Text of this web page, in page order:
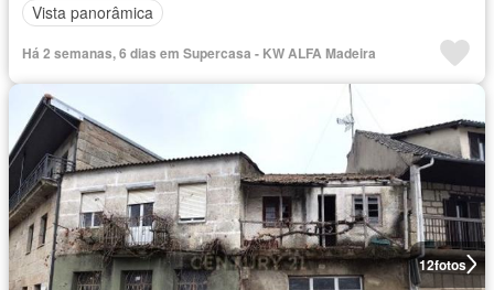
Vista panorâmica
Há 2 semanas, 6 dias em Supercasa - KW ALFA Madeira
12fotos